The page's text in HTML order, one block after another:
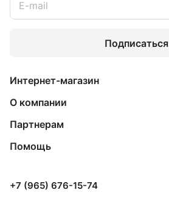
Подписаться
Интернет-магазин
О компании
Партнерам
Помощь
+7 (965) 676-15-74